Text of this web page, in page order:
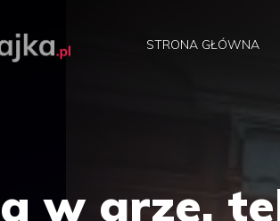
STRONA GŁÓWNA
w grze,